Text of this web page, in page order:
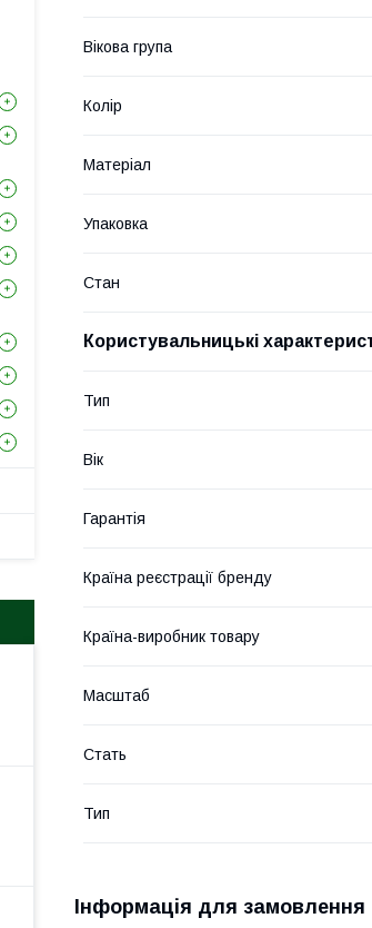
Вікова група
Колір
Матеріал
Упаковка
Стан
Користувальницькі
Тип
Вік
Гарантія
Країна реєстрації бренду
Країна-виробник товару
Масштаб
Стать
Тип
Інформація для замовлення